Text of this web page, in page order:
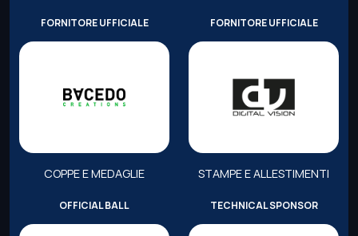
FORNITORE UFFICIALE
COPPE E MEDAGLIE
FORNITORE UFFICIALE
STAMPE E ALLESTIMENTI
OFFICIAL BALL TECHNICAL SPONSOR